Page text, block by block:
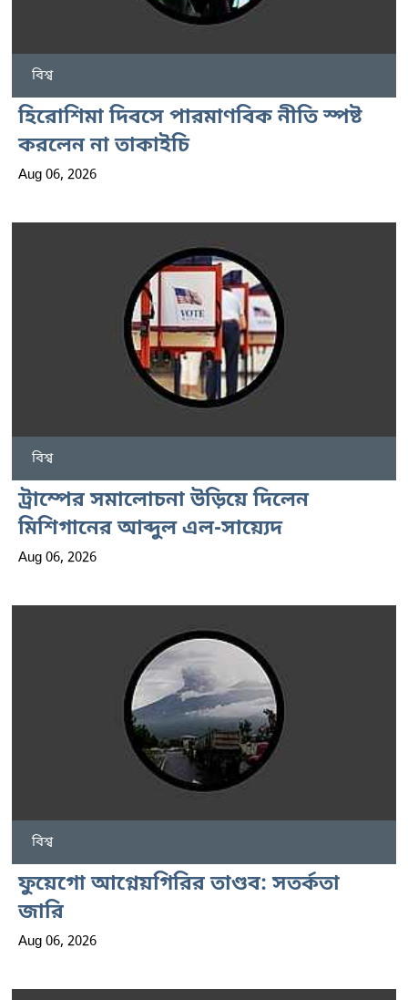
বিশ্ব
হিরোশিমা দিবসে পারমাণবিক নীতি স্পষ্ট
করলেন না তাকাইচি
Aug 06, 2026
বিশ্ব
ট্রাম্পের সমালোচনা উড়িয়ে দিলেন
মিশিগানের আব্দুল এল-সায়্যেদ
Aug 06, 2026
বিশ্ব
ফুয়েগো আগ্নেয়গিরির তাণ্ডব: সতর্কতা
জারি
Aug 06, 2026